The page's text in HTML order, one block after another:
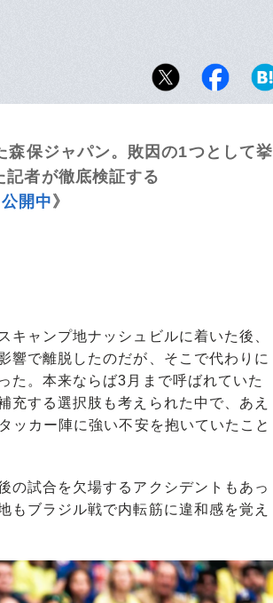
森保ジャパン。敗因の1つとして挙
者が徹底検証する
開中》
ャンプ地ナッシュビルに着いた後、
響で離脱したのだが、そこで代わりに
た。本来ならば3月まで呼ばれていた
充する選択肢も考えられた中で、あえ
ッカー陣に強い不安を抱いていたこと
試合を欠場するアクシデントもあっ
もブラジル戦で内転筋に違和感を覚え